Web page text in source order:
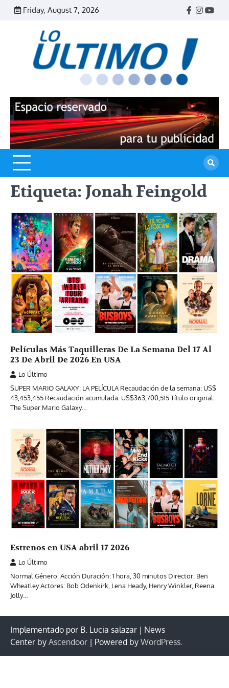
Skip
Friday, August 7, 2026
Facebook
Etiqueta: Jonah Feingold
Películas Más Taquilleras De La Semana Del 17 Al
23 De Abril De 2026 En USA
Lo Último
SUPER MARIO GALAXY: LA PELÍCULA Recaudación de la semana: US$
43,453,455 Recaudación acumulada: US$363,700,515 Título original:
The Super Mario Galaxy…
Estrenos en USA abril 17 2026
Lo Último
Normal Género: Acción Duración: 1 hora, 30 minutos Director: Ben
Wheatley Actores: Bob Odenkirk, Lena Heady, Henry Winkler, Reena
Jolly…
Implementado por B. Lucia salazar | News
Center by Ascendoor | Powered by WordPress.